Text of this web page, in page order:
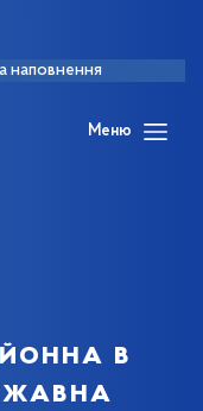
наповнення
Меню
в